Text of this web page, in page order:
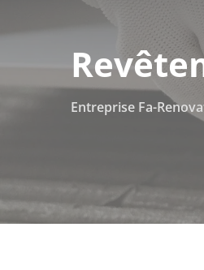
Entreprise Fa-